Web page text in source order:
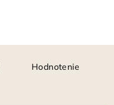
Hodnotenie